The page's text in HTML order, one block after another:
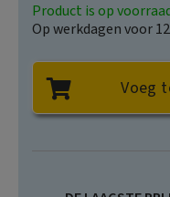
Product is op
Op werkdagen voor
Voeg